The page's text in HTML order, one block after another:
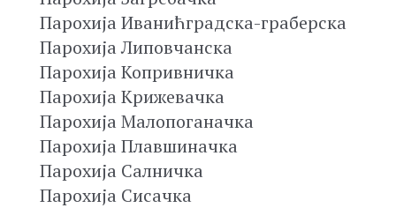
Парохија Иванићградска-граберска
Парохија Липовчанска
Парохија Копривничка
Парохија Крижевачка
Парохија Малопоганачка
Парохија Плавшиначка
Парохија Салничка
Парохија Сисачка